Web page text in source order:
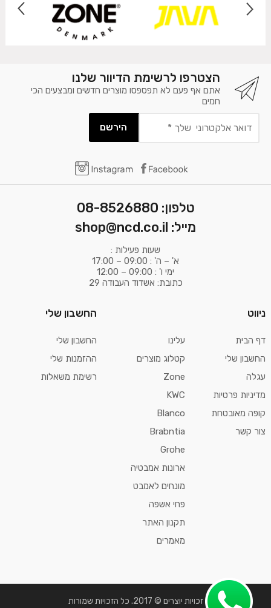
הצטרפו לרשימת הדיוור שלנו
אתם אף פעם לא תפספסו מוצרים חדשים ומבצעים הכי
חמים
אלקטרוני
שלך
טלפון: 08-8526880
מייל: shop@ncd.co.il
שעות פעילות :
א' – ה' : 09:00 – 17:00
ימי ו' : 09:00 – 12:00
כתובת: אשדוד העבודה 29
ניווט
דף הבית
החשבון שלי
עגלה
מדיניות פרטיות
קופה מאובטחת
צור קשר
עלינו
קטלוג מוצרים
Zone
KWC
Blanco
Brabntia
Grohe
ארונות אמבטיה
מונחים לאמבט
פחי אשפה
תקנון האתר
מאמרים
החשבון שלי
החשבון שלי
ההזמנות שלי
רשימת משאלות
זכויות יוצרים © 2017. כל הזכויות שמורות